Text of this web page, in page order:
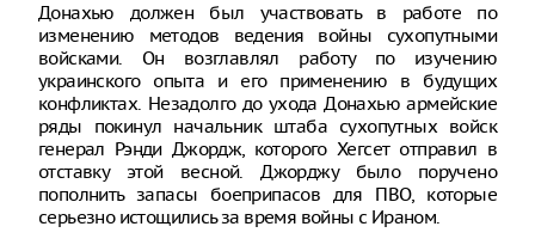
Донахью должен был участвовать в работе по
изменению методов ведения войны сухопутными
войсками. Он возглавлял работу по изучению
украинского опыта и его применению в будущих
конфликтах. Незадолго до ухода Донахью армейские
ряды покинул начальник штаба сухопутных войск
генерал Рэнди Джордж, которого Хегсет отправил в
отставку этой весной. Джорджу было поручено
пополнить запасы боеприпасов для ПВО, которые
серьезно истощились за время войны с Ираном.